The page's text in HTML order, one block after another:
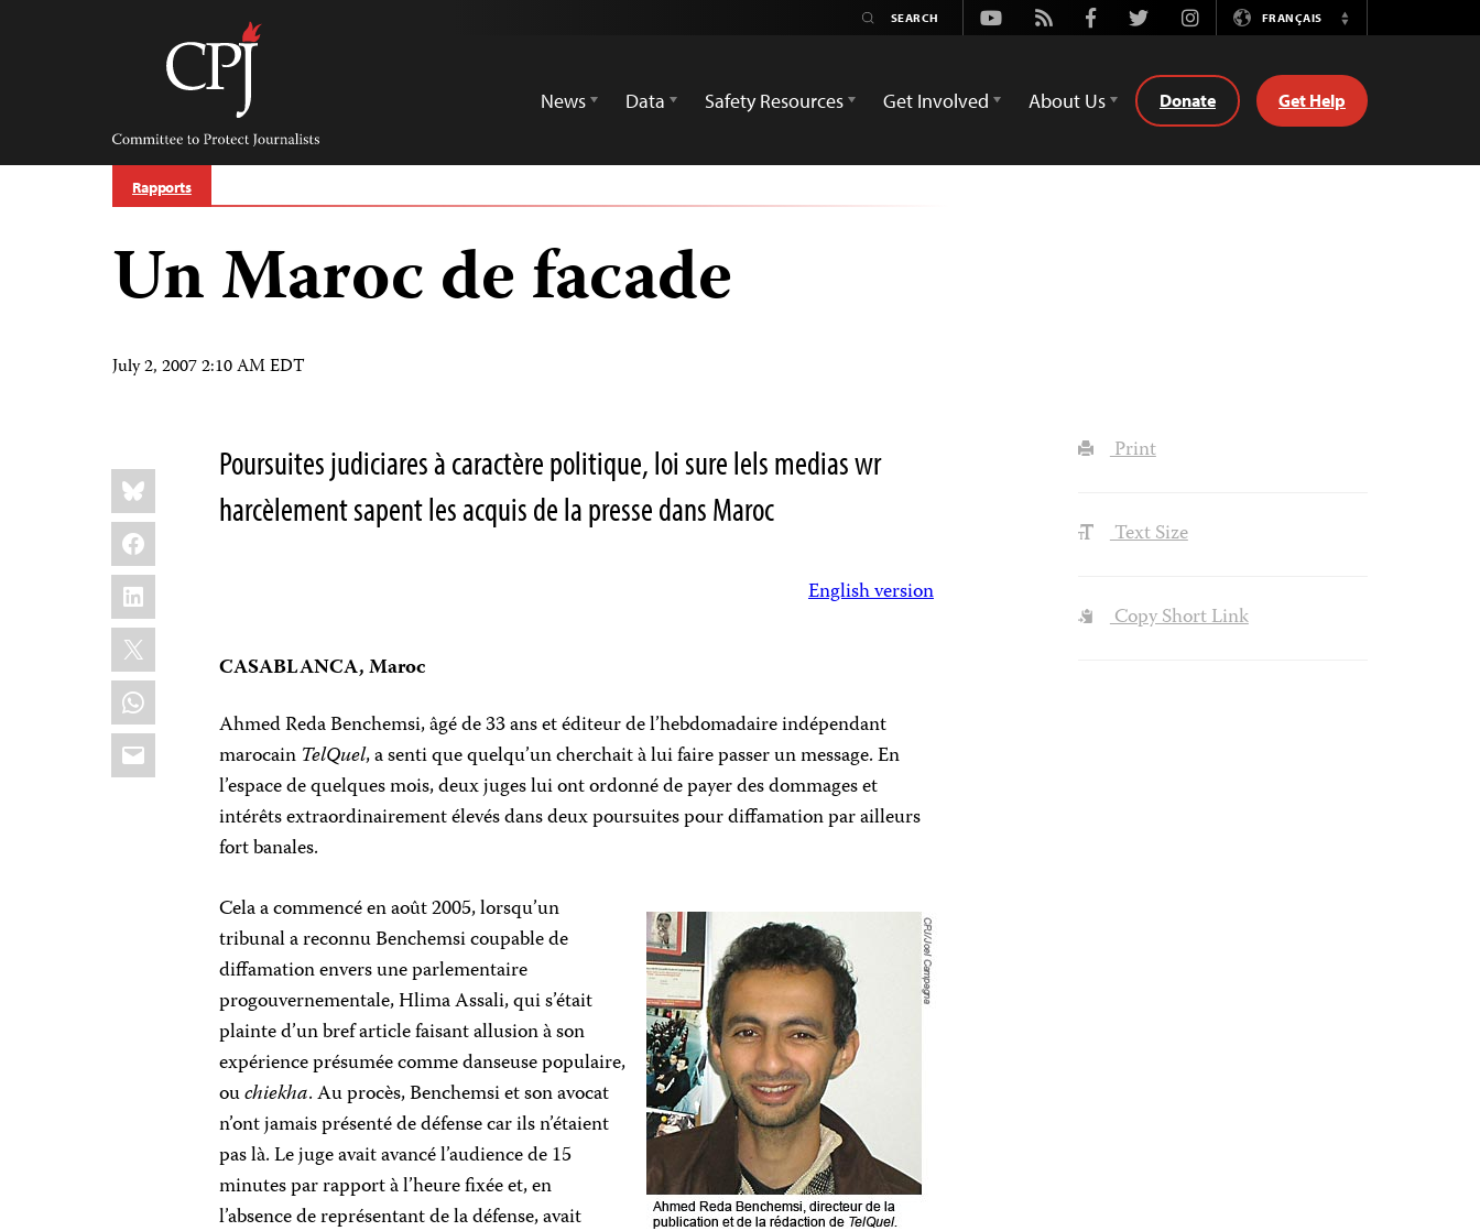
Committee
Protect
Journalists
Youtube
Rss FacebookTwitterInstagramFRANÇAIS
Switch
News
Data Safety Resources Get Involved About Us Donate Get Help
Rapports
Un Maroc de facade
July 2, 2007 2:10 AM EDT
Share
this:
Bluesky
Facebook
LinkedIn
X
WhatsApp
Email
Poursuites judiciares à caractère politique, loi sure lels medias wr
harcèlement sapent les acquis de la presse dans Maroc
English version
CASABLANCA, Maroc
Ahmed Reda Benchemsi, âgé de 33 ans et éditeur de l’hebdomadaire indépendant
marocain TelQuel, a senti que quelqu’un cherchait à lui faire passer un message. En
l’espace de quelques mois, deux juges lui ont ordonné de payer des dommages et
intérêts extraordinairement élevés dans deux poursuites pour diffamation par ailleurs
fort banales.
Cela a commencé en août 2005, lorsqu’un
tribunal a reconnu Benchemsi coupable de
diffamation envers une parlementaire
progouvernementale, Hlima Assali, qui s’était
plainte d’un bref article faisant allusion à son
expérience présumée comme danseuse populaire,
ouchiekha. Au procès, Benchemsi et son avocat
n’ont jamais présenté de défense car ils n’étaient
pas là. Le juge avait avancé l’audience de 15
minutes par rapport à l’heure fixée et, en
l’absence de représentant de la défense, avait
Print
Text Size
Copy Short Link